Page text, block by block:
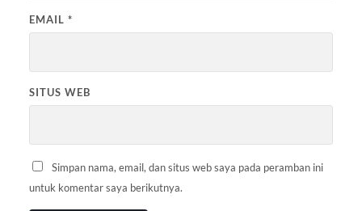
EMAIL *
SITUS WEB
Simpan nama, email, dan situs web saya pada peramban ini
untuk komentar saya berikutnya.